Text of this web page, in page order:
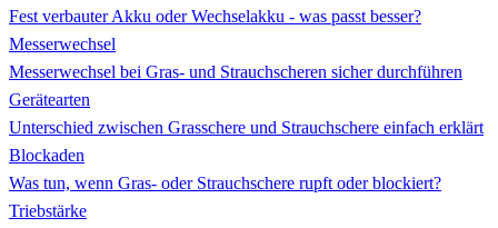
Fest verbauter Akku oder Wechselakku - was passt besser?
Messerwechsel
Messerwechsel bei Gras- und Strauchscheren sicher durchführen
Gerätearten
Unterschied zwischen Grasschere und Strauchschere einfach erklärt
Blockaden
Was tun, wenn Gras- oder Strauchschere rupft oder blockiert?
Triebstärke